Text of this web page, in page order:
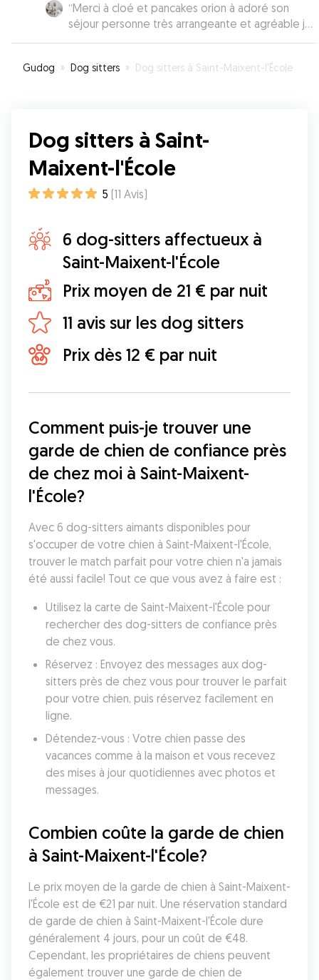
“Merci à cloé et pancakes orion à adoré son
séjour personne très arrangeante et agréable je
recommande 😊”
Gudog » Dog sitters » Dog sitters à Saint-Maixent-l'École
Dog sitters à Saint-
Maixent-l'École
5 (11 Avis)
6 dog-sitters affectueux à
Saint-Maixent-l'École
Prix moyen de 21 € par nuit
11 avis sur les dog sitters
Prix dès 12 € par nuit
Comment puis-je trouver une
garde de chien de confiance près
de chez moi à Saint-Maixent-
l'École?
Avec 6 dog-sitters aimants disponibles pour
s'occuper de votre chien à Saint-Maixent-l'École,
trouver le match parfait pour votre chien n'a jamais
été aussi facile! Tout ce que vous avez à faire est :
Utilisez la carte de Saint-Maixent-l'École pour
rechercher des dog-sitters de confiance près
de chez vous.
Réservez : Envoyez des messages aux dog-
sitters près de chez vous pour trouver le parfait
pour votre chien, puis réservez facilement en
ligne.
Détendez-vous : Votre chien passe des
vacances comme à la maison et vous recevez
des mises à jour quotidiennes avec photos et
messages.
Combien coûte la garde de chien
à Saint-Maixent-l'École?
Le prix moyen de la garde de chien à Saint-Maixent-
l'École est de €21 par nuit. Une réservation standard
de garde de chien à Saint-Maixent-l'École dure
généralement 4 jours, pour un coût de €48.
Cependant, les propriétaires de chiens peuvent
également trouver une garde de chien de